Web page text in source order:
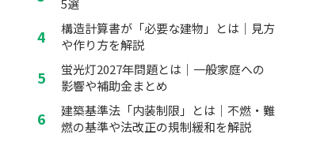
5選
構造計算書が「必要な建物」とは｜見方
や作り方を解説
蛍光灯2027年問題とは｜一般家庭への
影響や補助金まとめ
建築基準法「内装制限」とは｜不燃・難
燃の基準や法改正の規制緩和を解説